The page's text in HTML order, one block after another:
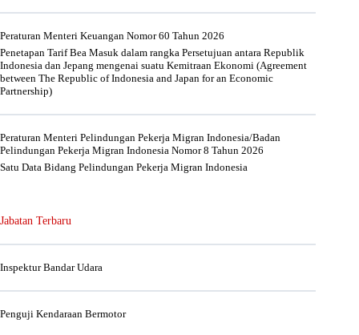
Peraturan Menteri Keuangan Nomor 60 Tahun 2026
Penetapan Tarif Bea Masuk dalam rangka Persetujuan antara Republik
Indonesia dan Jepang mengenai suatu Kemitraan Ekonomi (Agreement
between The Republic of Indonesia and Japan for an Economic
Partnership)
Peraturan Menteri Pelindungan Pekerja Migran Indonesia/Badan
Pelindungan Pekerja Migran Indonesia Nomor 8 Tahun 2026
Satu Data Bidang Pelindungan Pekerja Migran Indonesia
Jabatan Terbaru
Inspektur Bandar Udara
Penguji Kendaraan Bermotor